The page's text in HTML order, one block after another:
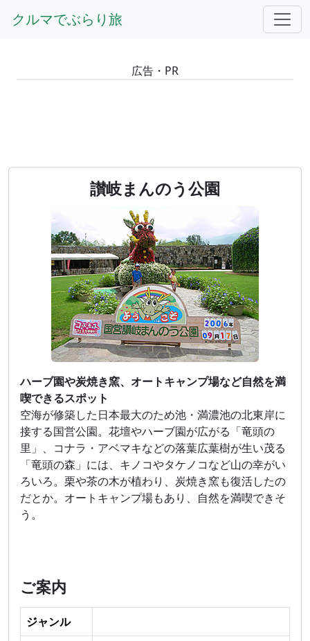
クルマでぶらり旅
香川
広告・PR
讃岐まんのう公園
ハーブ園や炭焼き窯、オートキャンプ場など自然を満
喫できるスポット
空海が修築した日本最大のため池・満濃池の北東岸に
接する国営公園。花壇やハーブ園が広がる「竜頭の
里」、コナラ・アベマキなどの落葉広葉樹が生い茂る
「竜頭の森」には、キノコやタケノコなど山の幸がい
ろいろ。栗や茶の木が植わり、炭焼き窯も復活したの
だとか。オートキャンプ場もあり、自然を満喫できそ
う。
ご案内
ジャンル